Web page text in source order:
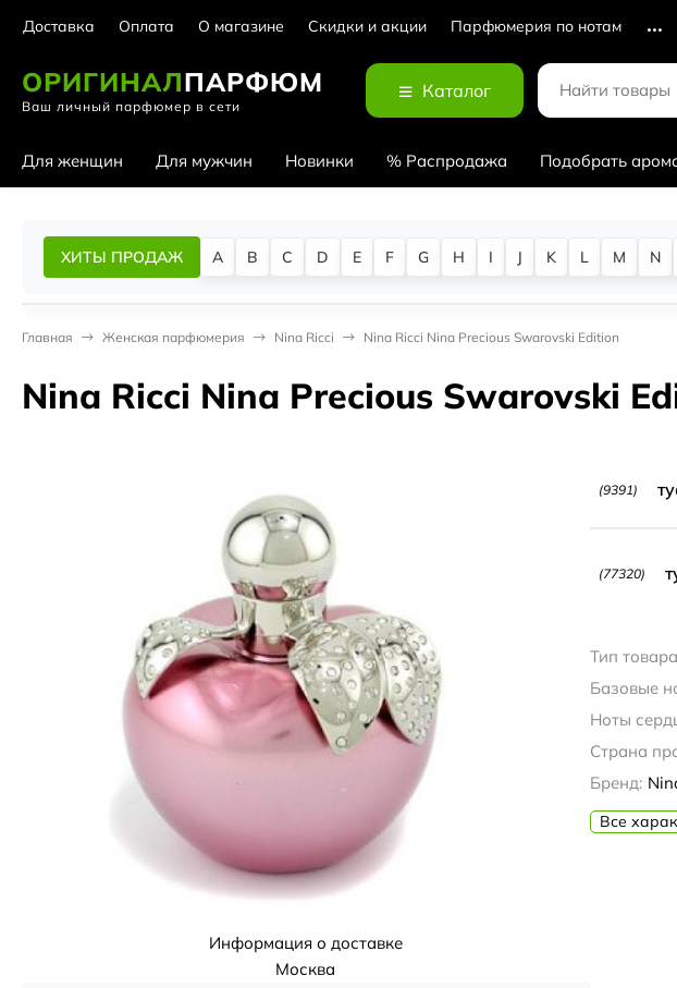
Доставка Оплата О магазине Скидки и акции Парфюмерия по нотам
ОРИГИНАЛПАРФЮМ
Ваш личный парфюмер в сети
Каталог
Для женщин Для мужчин Новинки % Распродажа Подобрать
ХИТЫ ПРОДАЖ A B C D E F G H I J K L M N
Главная Женская парфюмерия Nina Ricci Nina Ricci Nina Precious Swarovski Edition
Nina Ricci Nina Precious Swarovski
(9391)
(77320)
Тип
Базовые
Ноты
Страна
Бренд:
Все
Информация о доставке
Москва